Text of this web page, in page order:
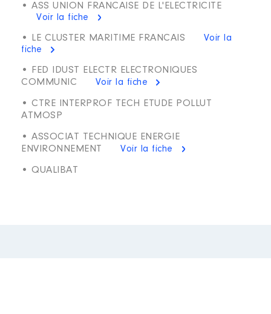
• ASS UNION FRANCAISE DE L'ELECTRICITE
Voir la fiche
• LE CLUSTER MARITIME FRANCAIS
Voir la
fiche
• FED IDUST ELECTR ELECTRONIQUES
COMMUNIC
Voir la fiche
• CTRE INTERPROF TECH ETUDE POLLUT
ATMOSP
• ASSOCIAT TECHNIQUE ENERGIE
ENVIRONNEMENT
Voir la fiche
• QUALIBAT